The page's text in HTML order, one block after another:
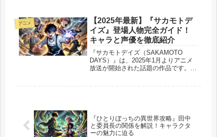
目を集めています。そんな本作のオー
プニングテーマ（OP）...
アニメ
【2025年最新】『サカモトデ
イズ』登場人物完全ガイド！
キャラと声優を徹底紹介
『サカモトデイズ（SAKAMOTO
DAYS）』は、2025年1月よりアニメ
放送が開始された話題の作品です。原
『ひとりぼっちの異世界攻略』田中
と委員長の関係を解説！キャラクタ
ーの魅力に迫る